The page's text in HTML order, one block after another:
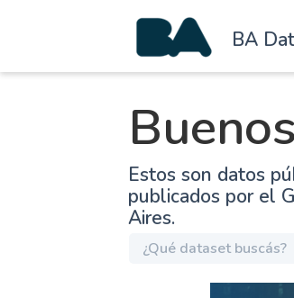
BA
Estos son datos
publicados por el
Aires.